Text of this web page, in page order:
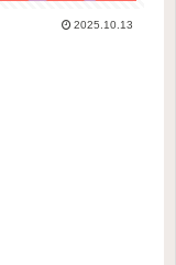
2025.10.13